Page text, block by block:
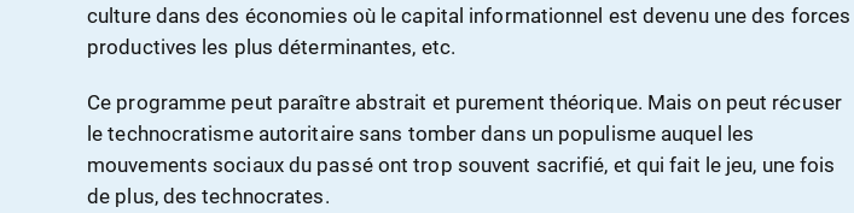
culture dans des économies où le capital informationnel est devenu une des forces
productives les plus déterminantes, etc.
Ce programme peut paraître abstrait et purement théorique. Mais on peut récuser
le technocratisme autoritaire sans tomber dans un populisme auquel les
mouvements sociaux du passé ont trop souvent sacrifié, et qui fait le jeu, une fois
de plus, des technocrates.